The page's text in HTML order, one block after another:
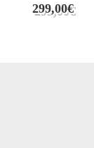
299,00€